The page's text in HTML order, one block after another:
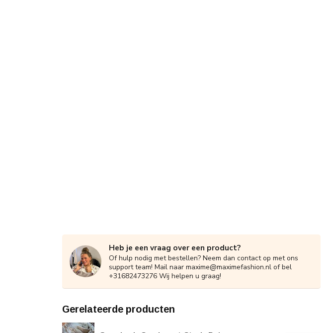
Heb je een vraag over een product?
Of hulp nodig met bestellen? Neem dan contact op met ons
support team! Mail naar maxime@maximefashion.nl of bel
+31682473276 Wij helpen u graag!
Gerelateerde producten